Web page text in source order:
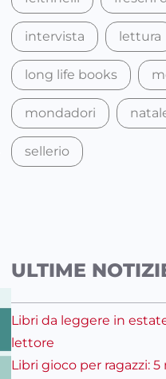
intervista lettura
long life books
mondadori
sellerio
ULTIME
Libri da leggere in
lettore
Libri gioco per ragazzi: